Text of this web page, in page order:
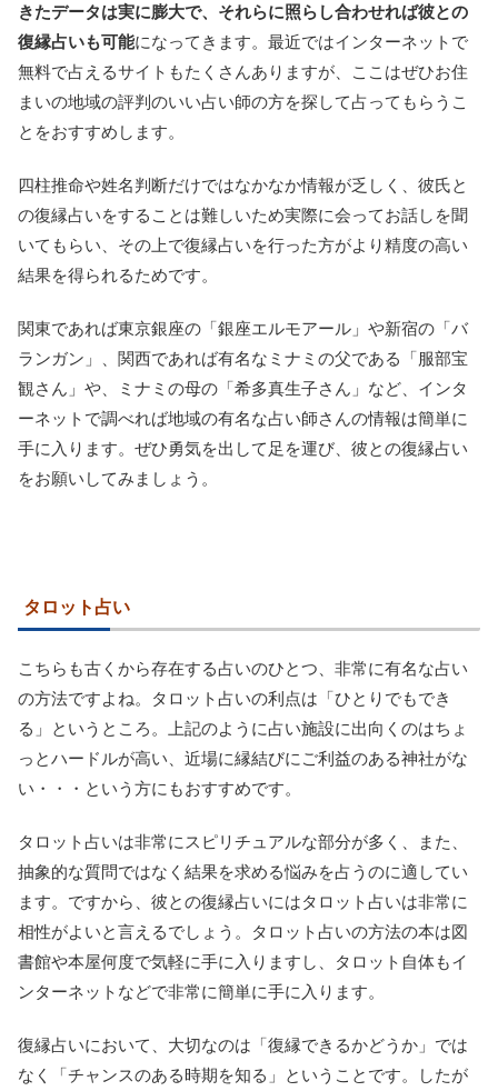
きたデータは実に膨大で、それらに照らし合わせれば彼との
復縁占いも可能になってきます。最近ではインターネットで
無料で占えるサイトもたくさんありますが、ここはぜひお住
まいの地域の評判のいい占い師の方を探して占ってもらうこ
とをおすすめします。
四柱推命や姓名判断だけではなかなか情報が乏しく、彼氏と
の復縁占いをすることは難しいため実際に会ってお話しを聞
いてもらい、その上で復縁占いを行った方がより精度の高い
結果を得られるためです。
関東であれば東京銀座の「銀座エルモアール」や新宿の「バ
ランガン」、関西であれば有名なミナミの父である「服部宝
観さん」や、ミナミの母の「希多真生子さん」など、インタ
ーネットで調べれば地域の有名な占い師さんの情報は簡単に
手に入ります。ぜひ勇気を出して足を運び、彼との復縁占い
をお願いしてみましょう。
タロット占い
こちらも古くから存在する占いのひとつ、非常に有名な占い
の方法ですよね。タロット占いの利点は「ひとりでもでき
る」というところ。上記のように占い施設に出向くのはちょ
っとハードルが高い、近場に縁結びにご利益のある神社がな
い・・・という方にもおすすめです。
タロット占いは非常にスピリチュアルな部分が多く、また、
抽象的な質問ではなく結果を求める悩みを占うのに適してい
ます。ですから、彼との復縁占いにはタロット占いは非常に
相性がよいと言えるでしょう。タロット占いの方法の本は図
書館や本屋何度で気軽に手に入りますし、タロット自体もイ
ンターネットなどで非常に簡単に手に入ります。
復縁占いにおいて、大切なのは「復縁できるかどうか」では
なく「チャンスのある時期を知る」ということです。したが